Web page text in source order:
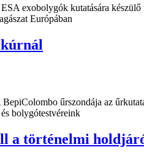
exobolygók kutatására
Európában
űrszondája az
bolygótestvéreink
a történelmi